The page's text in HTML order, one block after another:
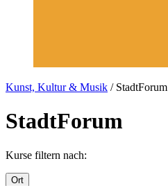
Kunst, Kultur & Musik / StadtForum
StadtForum
Kurse filtern nach:
Ort